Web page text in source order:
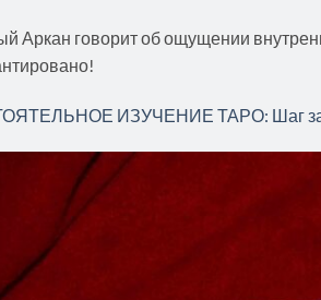
Аркан говорит об ощущении
ИЗУЧЕНИЕ ТАРО: Шаг за